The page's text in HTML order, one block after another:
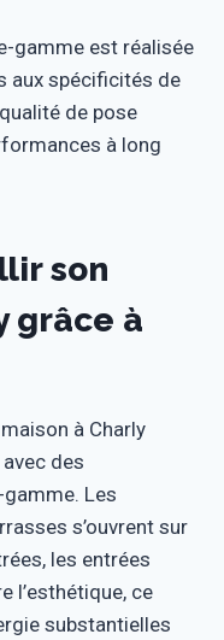
gamme est réalisée
aux spécificités de
de pose
à long
son
grâce à
à Charly
des
Les
s’ouvrent sur
les entrées
l’esthétique, ce
substantielles